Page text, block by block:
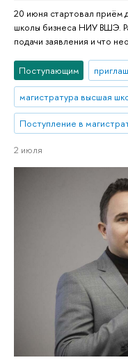
20 июня стартовал приём
школы бизнеса НИУ ВШЭ.
подачи заявления и что
Поступающим
магистратура высшая
Поступление в
2 июля